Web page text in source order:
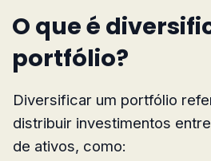
O que é
portfólio?
Diversificar um portfólio
distribuir investimentos
de ativos, como: